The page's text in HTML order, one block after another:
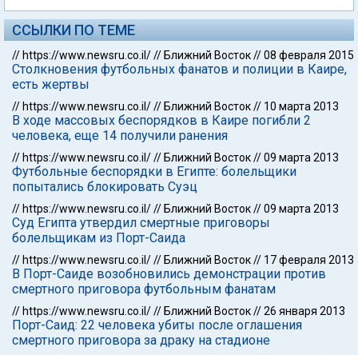
ССЫЛКИ ПО ТЕМЕ
// https://www.newsru.co.il/// Ближний Восток//08 февраля 2015
Столкновения футбольных фанатов и полиции в Каире,
есть жертвы
// https://www.newsru.co.il/// Ближний Восток// 10 марта 2013
В ходе массовых беспорядков в Каире погибли 2
человека, еще 14 получили ранения
// https://www.newsru.co.il/// Ближний Восток//09 марта 2013
Футбольные беспорядки в Египте: болельщики
попытались блокировать Суэц
// https://www.newsru.co.il/// Ближний Восток//09 марта 2013
Суд Египта утвердил смертные приговоры
болельщикам из Порт-Саида
// https://www.newsru.co.il/// Ближний Восток// 17 февраля 2013
В Порт-Саиде возобновились демонстрации против
смертного приговора футбольным фанатам
// https://www.newsru.co.il/// Ближний Восток//26 января 2013
Порт-Саид: 22 человека убиты после оглашения
смертного приговора за драку на стадионе